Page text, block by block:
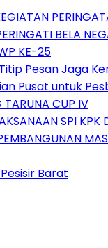
BELA
KE-25
Pesan Jaga
Pusat untuk
TARUNA CUP IV
SPI KPK
Barat